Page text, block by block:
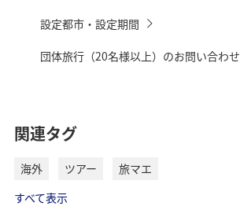
設定都市・設定期間
団体旅行（20名様以上）のお問い合わせ
関連タグ
海外 ツアー
旅マエ
すべて表示